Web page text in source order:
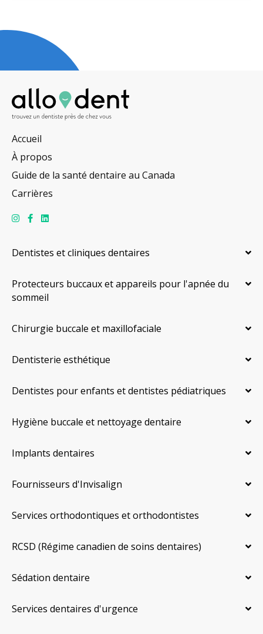
Accueil
À propos
Guide de la santé dentaire au Canada
Carrières
Dentistes et cliniques dentaires
Protecteurs buccaux et appareils pour l'apnée du
sommeil
Chirurgie buccale et maxillofaciale
Dentisterie esthétique
Dentistes pour enfants et dentistes pédiatriques
Hygiène buccale et nettoyage dentaire
Implants dentaires
Fournisseurs d'Invisalign
Services orthodontiques et orthodontistes
RCSD (Régime canadien de soins dentaires)
Sédation dentaire
Services dentaires d'urgence